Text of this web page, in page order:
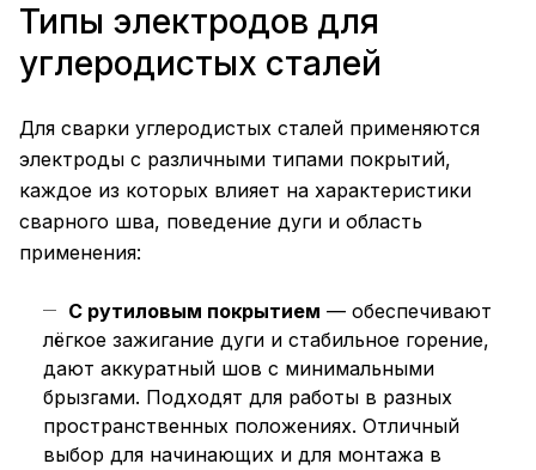
Типы электродов для
углеродистых сталей
Для сварки углеродистых сталей применяются
электроды с различными типами покрытий,
каждое из которых влияет на характеристики
сварного шва, поведение дуги и область
применения:
С рутиловым покрытием — обеспечивают
лёгкое зажигание дуги и стабильное горение,
дают аккуратный шов с минимальными
брызгами. Подходят для работы в разных
пространственных положениях. Отличный
выбор для начинающих и для монтажа в